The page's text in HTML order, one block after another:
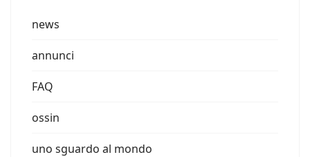
news
annunci
FAQ
ossin
uno sguardo al mondo